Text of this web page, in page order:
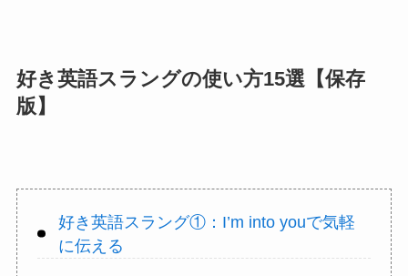
好き英語スラングの使い方15選【保存
版】
好き英語スラング①：I’m into youで気軽
に伝える